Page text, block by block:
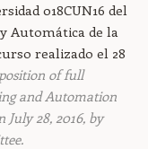
018CUN16 del
Automática de la
realizado el 28
of full
and Automation
28, 2016, by